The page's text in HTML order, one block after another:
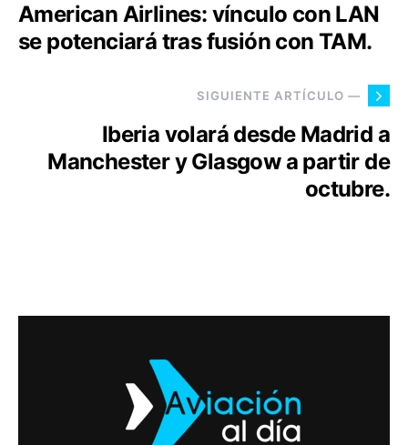
American Airlines: vínculo con LAN
se potenciará tras fusión con TAM.
SIGUIENTE ARTÍCULO —
Iberia volará desde Madrid a
Manchester y Glasgow a partir de
octubre.